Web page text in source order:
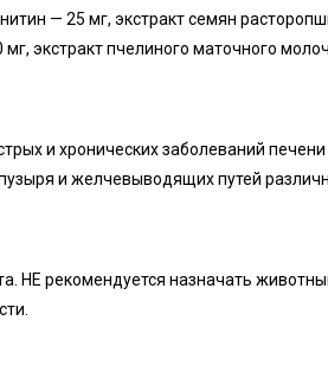
— 25 мг, экстракт семян
экстракт пчелиного маточного
и хронических заболеваний печени
и желчевыводящих путей
НЕ рекомендуется назначать